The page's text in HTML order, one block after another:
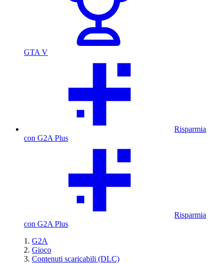
GTA V
Risparmia
con G2A Plus
Risparmia
con G2A Plus
G2A
Gioco
Contenuti scaricabili (DLC)